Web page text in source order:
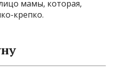
мамы, которая,
крепко.